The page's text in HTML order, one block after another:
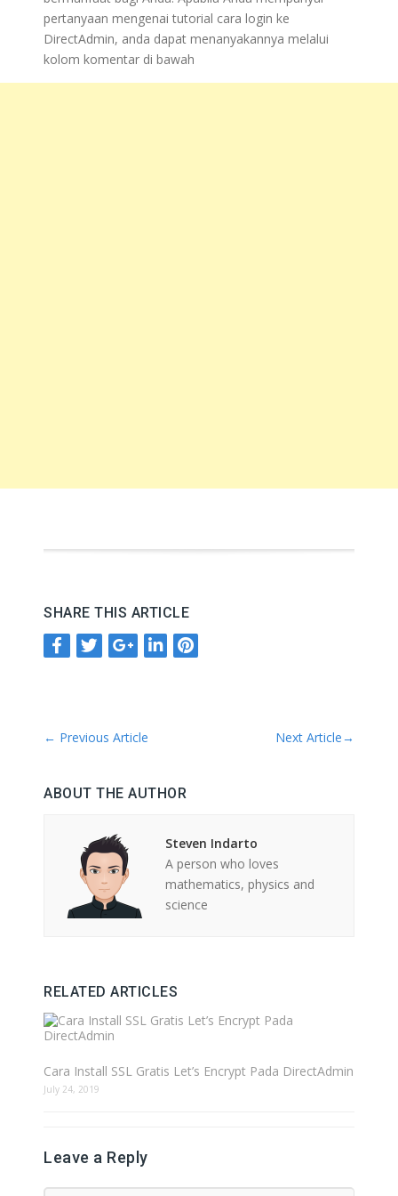
pertanyaan mengenai tutorial cara login ke
DirectAdmin, anda dapat menanyakannya melalui
kolom komentar di bawah
SHARE THIS ARTICLE
← Previous Article Next Article→
ABOUT THE AUTHOR
Steven Indarto
A person who loves
mathematics, physics and
science
RELATED ARTICLES
Cara Install SSL Gratis Let’s Encrypt Pada DirectAdmin
July 24, 2019
Leave a Reply